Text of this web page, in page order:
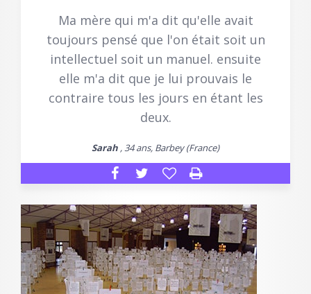
Ma mère qui m'a dit qu'elle avait
toujours pensé que l'on était soit un
intellectuel soit un manuel. ensuite
elle m'a dit que je lui prouvais le
contraire tous les jours en étant les
deux.
Sarah , 34 ans, Barbey (France)